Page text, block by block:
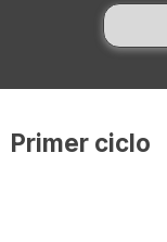
Primer ciclo